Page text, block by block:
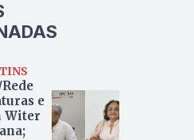
e
Witer